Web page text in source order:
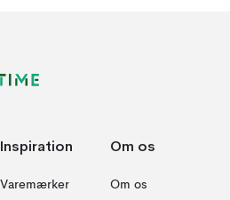
Inspiration
Varemærker
Om os
Om os